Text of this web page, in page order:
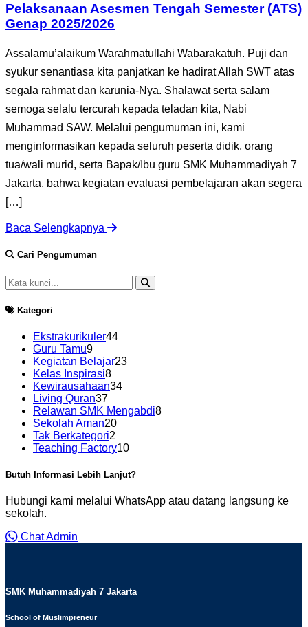
Pelaksanaan Asesmen Tengah Semester (ATS)
Genap 2025/2026
Assalamu’alaikum Warahmatullahi Wabarakatuh. Puji dan
syukur senantiasa kita panjatkan ke hadirat Allah SWT atas
segala rahmat dan karunia-Nya. Shalawat serta salam
semoga selalu tercurah kepada teladan kita, Nabi
Muhammad SAW. Melalui pengumuman ini, kami
menginformasikan kepada seluruh peserta didik, orang
tua/wali murid, serta Bapak/Ibu guru SMK Muhammadiyah 7
Jakarta, bahwa kegiatan evaluasi pembelajaran akan segera
[…]
Baca Selengkapnya
Cari Pengumuman
Kategori
Ekstrakurikuler44
Guru Tamu9
Kegiatan Belajar23
Kelas Inspirasi8
Kewirausahaan34
Living Quran37
Relawan SMK Mengabdi8
Sekolah Aman20
Tak Berkategori2
Teaching Factory10
Butuh Informasi Lebih Lanjut?
Hubungi kami melalui WhatsApp atau datang langsung ke
sekolah.
Chat Admin
SMK Muhammadiyah 7 Jakarta
School of Muslimpreneur